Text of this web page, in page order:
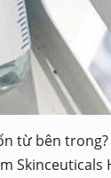
từ bên
Skinceuticals